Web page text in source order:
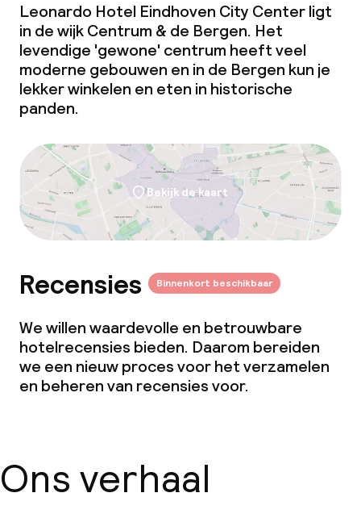
Leonardo Hotel Eindhoven City Center ligt
in de wijk Centrum & de Bergen. Het
levendige 'gewone' centrum heeft veel
moderne gebouwen en in de Bergen kun je
lekker winkelen en eten in historische
panden.
Bekijk de kaart
Recensies Binnenkort beschikbaar
We willen waardevolle en betrouwbare
hotelrecensies bieden. Daarom bereiden
we een nieuw proces voor het verzamelen
en beheren van recensies voor.
Ons verhaal